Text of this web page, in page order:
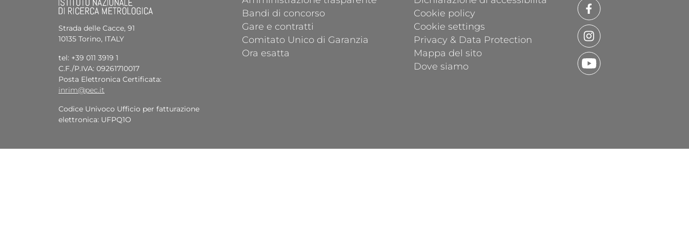
Strada delle Cacce, 91
10135 Torino, ITALY
tel: +39 011 3919 1
C.F./P.IVA: 09261710017
Posta Elettronica Certificata:
inrim@pec.it
Codice Univoco Ufficio per fatturazione
elettronica: UFPQ1O
Bandi di concorso
Gare e contratti
Comitato Unico di Garanzia
Ora esatta
Cookie policy
Cookie settings
Privacy & Data Protection
Mappa del sito
Dove siamo